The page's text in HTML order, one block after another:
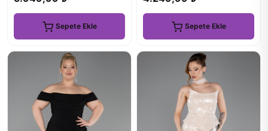
Sepete Ekle Sepete Ekle